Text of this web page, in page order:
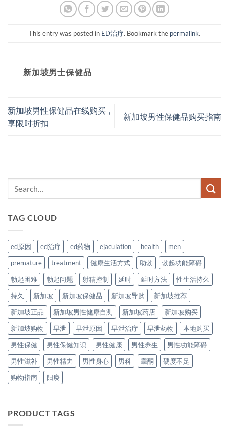
This entry was posted in ED治疗. Bookmark the permalink.
新加坡男士保健品
新加坡男性保健品在线购买，
享限时折扣
新加坡男性保健品购买指南
TAG CLOUD
ed原因 ed治疗 ed药物 ejaculation health
men
premature
treatment 健康生活方式 助勃
勃起功能障碍
勃起困难
勃起问题 射精控制 延时 延时方法
性生活持久
持久
新加坡 新加坡保健品 新加坡导购
新加坡推荐
新加坡正品
新加坡男性健康自测 新加坡药店
新加坡购买
新加坡购物
早泄 早泄原因 早泄治疗 早泄药物
本地购买
男性保健
男性保健知识 男性健康 男性养生
男性功能障碍
男性滋补
男性精力 男性身心 男科 睾酮
硬度不足
购物指南
阳痿
PRODUCT TAGS